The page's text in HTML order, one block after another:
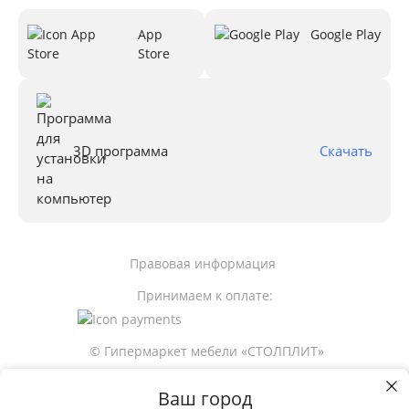
Ваш город
App
Store
Google Play
3D программа Скачать
© Гипермаркет мебели «СТОЛПЛИТ»
Принимаем к оплате:
Правовая информация